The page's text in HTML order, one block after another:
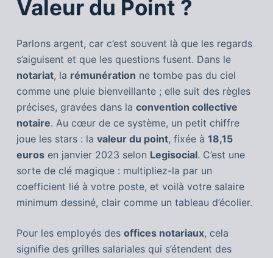
Valeur du Point ?
Parlons argent, car c’est souvent là que les regards
s’aiguisent et que les questions fusent. Dans le
notariat, la rémunération ne tombe pas du ciel
comme une pluie bienveillante ; elle suit des règles
précises, gravées dans la convention collective
notaire. Au cœur de ce système, un petit chiffre
joue les stars : la valeur du point, fixée à 18,15
eurosen janvier 2023 selon Legisocial. C’est une
sorte de clé magique : multipliez-la par un
coefficient lié à votre poste, et voilà votre salaire
minimum dessiné, clair comme un tableau d’écolier.
Pour les employés des offices notariaux, cela
signifie des grilles salariales qui s’étendent des